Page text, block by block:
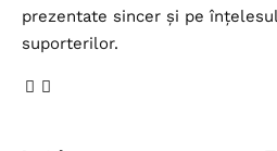
prezentate sincer și pe
suporterilor.